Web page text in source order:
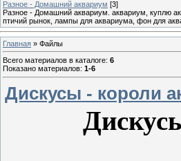
Разное - Домашний аквариум [3]
Разное - Домашний аквариум. аквариум, куплю
птичий рынок, лампы для аквариума, фон для
Главная » Файлы
Всего материалов в каталоге: 6
Показано материалов: 1-6
Дискусы - короли